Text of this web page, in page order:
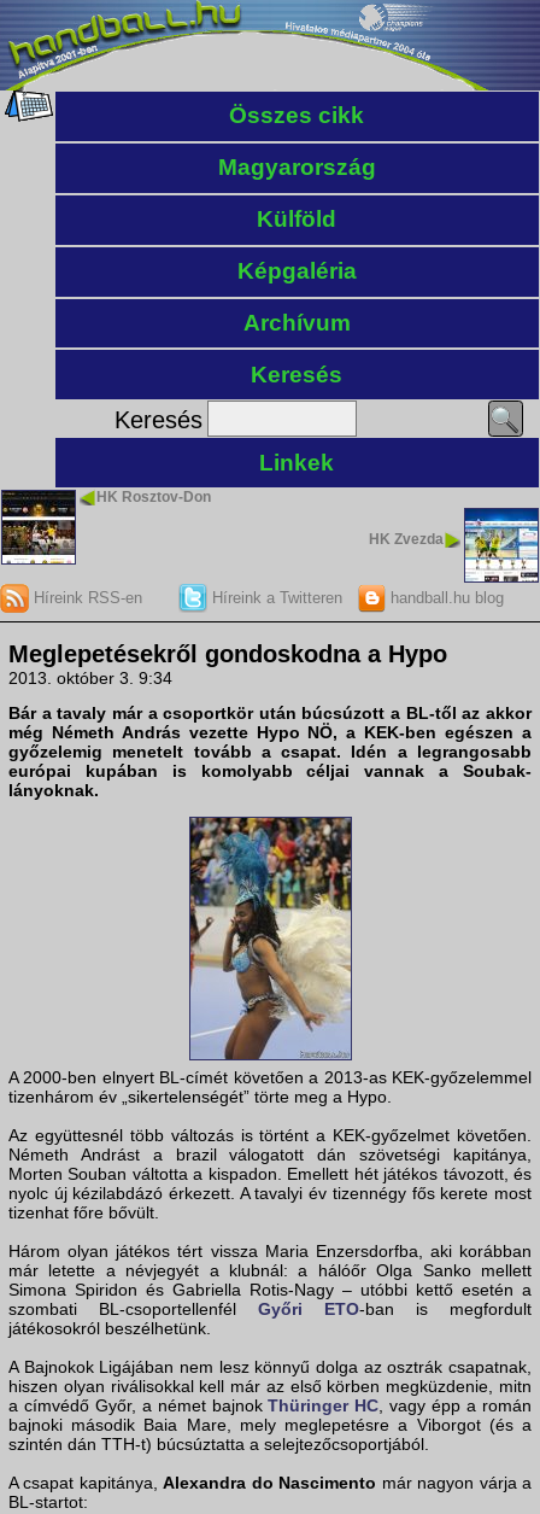
Összes cikk
Magyarország
Külföld
Képgaléria
Archívum
Keresés
Keresés
Linkek
HK Rosztov-Don
HK Zvezda
Híreink RSS-en Híreink a Twitteren handball.hu blog
Meglepetésekről gondoskodna a Hypo
2013. október 3. 9:34
Bár a tavaly már a csoportkör után búcsúzott a BL-től az akkor
még Németh András vezette Hypo NÖ, a KEK-ben egészen a
győzelemig menetelt tovább a csapat. Idén a legrangosabb
európai kupában is komolyabb céljai vannak a Soubak-
lányoknak.
A 2000-ben elnyert BL-címét követően a 2013-as KEK-győzelemmel
tizenhárom év „sikertelenségét” törte meg a Hypo.
Az együttesnél több változás is történt a KEK-győzelmet követően.
Németh Andrást a brazil válogatott dán szövetségi kapitánya,
Morten Souban váltotta a kispadon. Emellett hét játékos távozott, és
nyolc új kézilabdázó érkezett. A tavalyi év tizennégy fős kerete most
tizenhat főre bővült.
Három olyan játékos tért vissza Maria Enzersdorfba, aki korábban
már letette a névjegyét a klubnál: a hálóőr Olga Sanko mellett
Simona Spiridon és Gabriella Rotis-Nagy – utóbbi kettő esetén a
szombati BL-csoportellenfél Győri ETO-ban is megfordult
játékosokról beszélhetünk.
A Bajnokok Ligájában nem lesz könnyű dolga az osztrák csapatnak,
hiszen olyan riválisokkal kell már az első körben megküzdenie, mitn
a címvédő Győr, a német bajnokThüringer HC, vagy épp a román
bajnoki második Baia Mare, mely meglepetésre a Viborgot (és a
szintén dán TTH-t) búcsúztatta a selejtezőcsoportjából.
A csapat kapitánya,Alexandra do Nascimento már nagyon várja a
BL-startot: